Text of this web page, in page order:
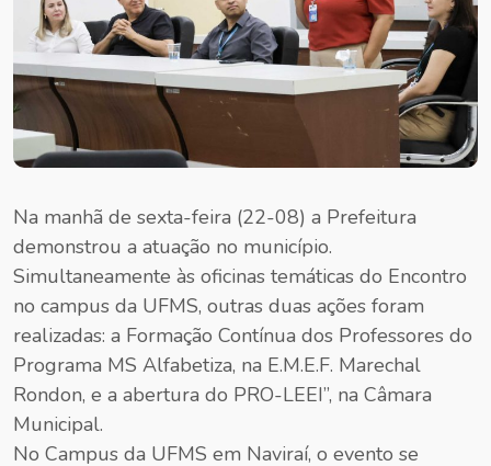
Na manhã de sexta-feira (22-08) a Prefeitura
demonstrou a atuação no município.
Simultaneamente às oficinas temáticas do Encontro
no campus da UFMS, outras duas ações foram
realizadas: a Formação Contínua dos Professores do
Programa MS Alfabetiza, na E.M.E.F. Marechal
Rondon, e a abertura do PRO-LEEI”, na Câmara
Municipal.
No Campus da UFMS em Naviraí, o evento se